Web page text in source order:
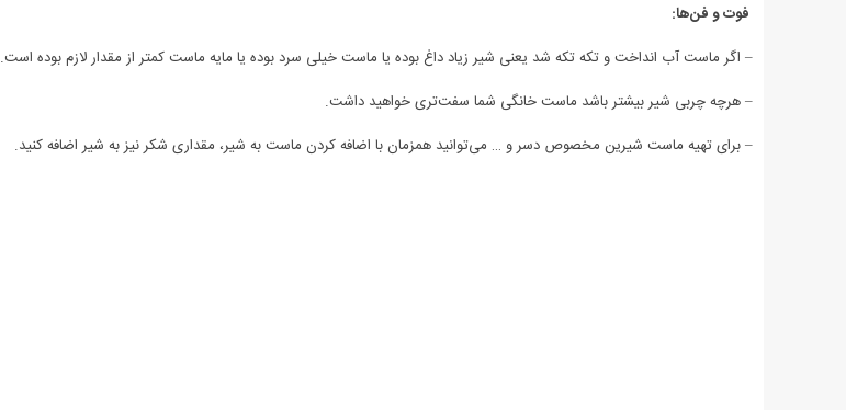
فوت و فن‌ها:
– اگر ماست آب انداخت و تکه تکه شد یعنی شیر زیاد داغ بوده یا ماست خیلی سرد بوده یا مایه ماست کمتر از مقدار لازم بوده است.
– هرچه چربی شیر بیشتر باشد ماست خانگی شما سفت‌تری خواهید داشت.
– برای تهیه ماست شیرین مخصوص دسر و … می‌توانید همزمان با اضافه کردن ماست به شیر، مقداری شکر نیز به شیر اضافه کنید.